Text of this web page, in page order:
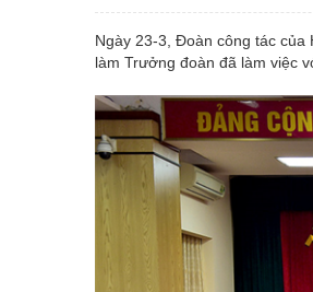
Ngày 23-3, Đoàn công tác của
làm Trưởng đoàn đã làm việc